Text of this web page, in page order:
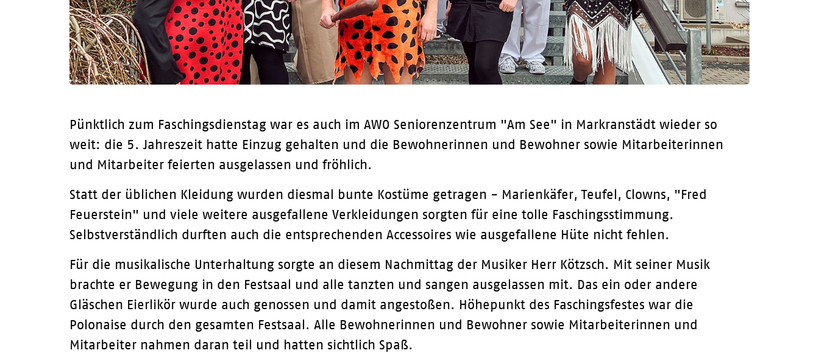
Pünktlich zum Faschingsdienstag war es auch im AWO Seniorenzentrum "Am See" in Markranstädt wieder so
weit: die 5. Jahreszeit hatte Einzug gehalten und die Bewohnerinnen und Bewohner sowie Mitarbeiterinnen
und Mitarbeiter feierten ausgelassen und fröhlich.
Statt der üblichen Kleidung wurden diesmal bunte Kostüme getragen - Marienkäfer, Teufel, Clowns, "Fred
Feuerstein" und viele weitere ausgefallene Verkleidungen sorgten für eine tolle Faschingsstimmung.
Selbstverständlich durften auch die entsprechenden Accessoires wie ausgefallene Hüte nicht fehlen.
Für die musikalische Unterhaltung sorgte an diesem Nachmittag der Musiker Herr Kötzsch. Mit seiner Musik
brachte er Bewegung in den Festsaal und alle tanzten und sangen ausgelassen mit. Das ein oder andere
Gläschen Eierlikör wurde auch genossen und damit angestoßen. Höhepunkt des Faschingsfestes war die
Polonaise durch den gesamten Festsaal. Alle Bewohnerinnen und Bewohner sowie Mitarbeiterinnen und
Mitarbeiter nahmen daran teil und hatten sichtlich Spaß.